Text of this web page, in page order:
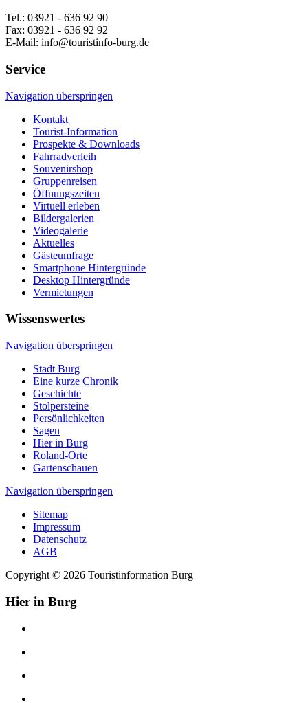
Tel.: 03921 - 636 92 90
Fax: 03921 - 636 92 92
E-Mail: info@touristinfo-burg.de
Service
Navigation überspringen
Kontakt
Tourist-Information
Prospekte & Downloads
Fahrradverleih
Souvenirshop
Gruppenreisen
Öffnungszeiten
Virtuell erleben
Bildergalerien
Videogalerie
Aktuelles
Gästeumfrage
Smartphone Hintergründe
Desktop Hintergründe
Vermietungen
Wissenswertes
Navigation überspringen
Stadt Burg
Eine kurze Chronik
Geschichte
Stolpersteine
Persönlichkeiten
Sagen
Hier in Burg
Roland-Orte
Gartenschauen
Navigation überspringen
Sitemap
Impressum
Datenschutz
AGB
Copyright © 2026 Touristinformation Burg
Hier in Burg